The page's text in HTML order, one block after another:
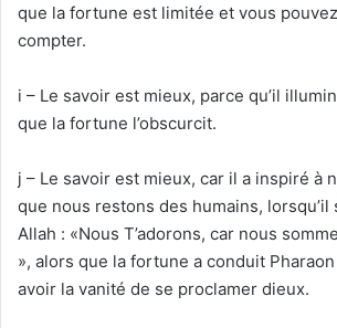
que la fortune est limitée et vous
compter.
i – Le savoir est mieux, parce qu’il
que la fortune l’obscurcit.
j – Le savoir est mieux, car il a inspiré à
que nous restons des humains, lorsqu’il
Allah : «Nous T’adorons, car nous
», alors que la fortune a conduit
avoir la vanité de se proclamer dieux.